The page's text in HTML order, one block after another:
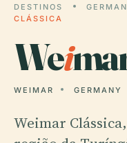
DESTINOS
CLÁSSICA
Wei
WEIMAR GERMANY
Weimar